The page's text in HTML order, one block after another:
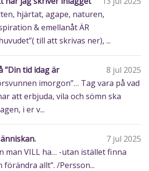
hjärtat, agape, naturen,
& emellanåt ÄR
till att skrivas ner), ...
”Din tid idag är
8 jul 2025
imorgon”… Tag vara på vad
att erbjuda, vila och sömn ska
i er v...
7 jul 2025
man VILL ha… -utan istället finna
allt”. /Persson...